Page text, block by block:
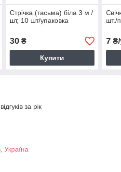
Стрічка (тасьма) біла 3 м /
шт, 10 шт/упаковка
30₴
Купити
шт./
7 ₴/
за рік
Україна